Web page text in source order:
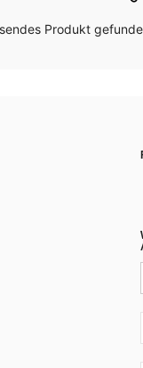
Produkt